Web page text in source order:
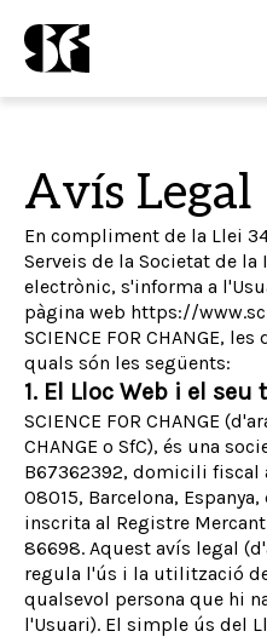
Avís Legal
En compliment de la Llei
Serveis de la Societat de
electrònic, s'informa a
pàgina web https://
SCIENCE FOR CHANGE,
quals són les següents:
1. El Lloc Web i el
SCIENCE FOR CHANGE
CHANGE o SfC), és una
B67362392, domicili fiscal
08015, Barcelona,
inscrita al Registre
86698. Aquest avís legal
regula l'ús i la utilització
qualsevol persona que hi
l'Usuari). El simple ús del